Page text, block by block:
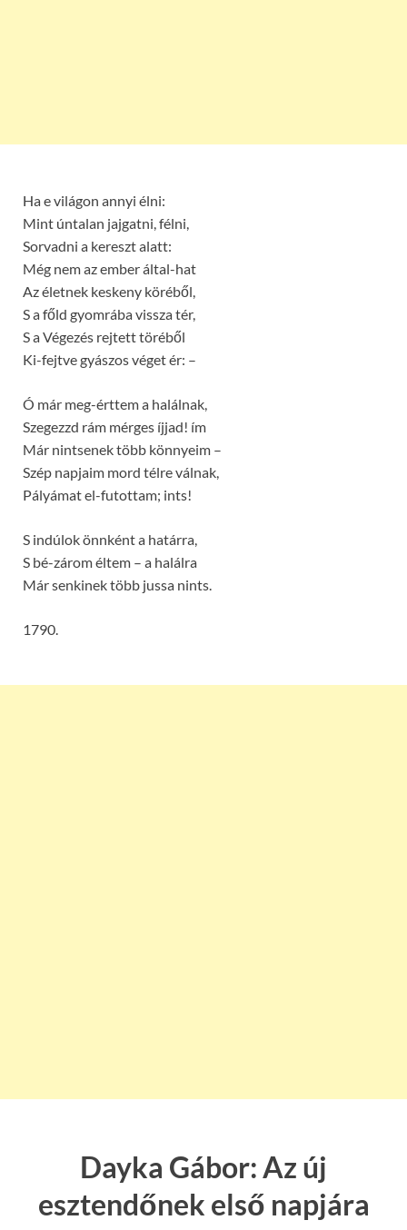
Ha e világon annyi élni:
Mint úntalan jajgatni, félni,
Sorvadni a kereszt alatt:
Még nem az ember által-hat
Az életnek keskeny köréből,
S a főld gyomrába vissza tér,
S a Végezés rejtett töréből
Ki-fejtve gyászos véget ér: –
Ó már meg-érttem a halálnak,
Szegezzd rám mérges íjjad! ím
Már nintsenek több könnyeim –
Szép napjaim mord télre válnak,
Pályámat el-futottam; ints!
S indúlok önnként a határra,
S bé-zárom éltem – a halálra
Már senkinek több jussa nints.
1790.
Dayka Gábor: Az új
esztendőnek első napjára